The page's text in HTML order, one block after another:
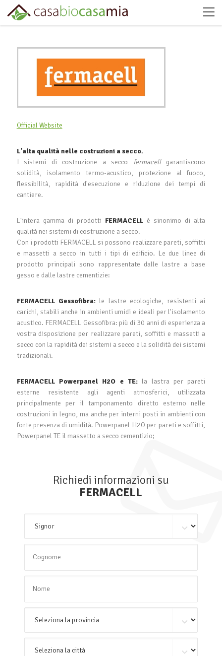
Official Website
L'alta qualità nelle costruzioni a secco.
I sistemi di costruzione a secco fermacellgarantiscono
solidità, isolamento termo-acustico, protezione al fuoco,
flessibilità, rapidità d'esecuzione e riduzione dei tempi di
cantiere.
L'intera gamma di prodotti FERMACELL è sinonimo di alta
qualità nei sistemi di costruzione a secco.
Con i prodotti FERMACELL si possono realizzare pareti, soffitti
e massetti a secco in tutti i tipi di edificio. Le due linee di
prodotto principali sono rappresentate dalle lastre a base
gesso e dalle lastre cementizie:
FERMACELL Gessofibra:le lastre ecologiche, resistenti ai
carichi, stabili anche in ambienti umidi e ideali per l'isolamento
acustico. FERMACELL Gessofibra: più di 30 anni di esperienza a
vostra disposizione per realizzare pareti, soffitti e massetti a
secco con la rapidità dei sistemi a secco e la solidità dei sistemi
tradizionali.
FERMACELL Powerpanel H2O e TE: la lastra per pareti
esterne resistente agli agenti atmosferici, utilizzata
principalmente per il tamponamento diretto esterno nelle
costruzioni in legno, ma anche per interni posti in ambienti con
forte presenza di umidità. Powerpanel H2O per pareti e soffitti,
Powerpanel TE il massetto a secco cementizio;
Richiedi informazioni su
FERMACELL